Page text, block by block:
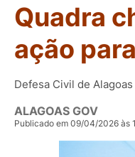
Conversor
Quadra
ação
Defesa Civil de
ALAGOAS GOV
Publicado em 09/04/2026 às